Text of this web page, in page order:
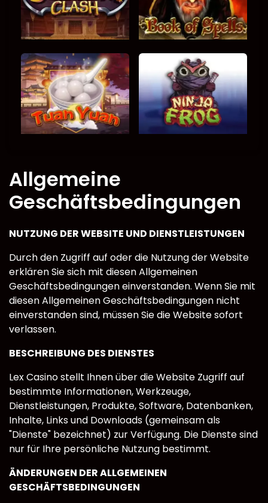
Allgemeine
Geschäftsbedingungen
NUTZUNG DER WEBSITE UND DIENSTLEISTUNGEN
Durch den Zugriff auf oder die Nutzung der Website
erklären Sie sich mit diesen Allgemeinen
Geschäftsbedingungen einverstanden. Wenn Sie mit
diesen Allgemeinen Geschäftsbedingungen nicht
einverstanden sind, müssen Sie die Website sofort
verlassen.
BESCHREIBUNG DES DIENSTES
Lex Casino stellt Ihnen über die Website Zugriff auf
bestimmte Informationen, Werkzeuge,
Dienstleistungen, Produkte, Software, Datenbanken,
Inhalte, Links und Downloads (gemeinsam als
"Dienste" bezeichnet) zur Verfügung. Die Dienste sind
nur für Ihre persönliche Nutzung bestimmt.
ÄNDERUNGEN DER ALLGEMEINEN
GESCHÄFTSBEDINGUNGEN